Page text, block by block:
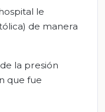
le
de manera
la presión
que fue